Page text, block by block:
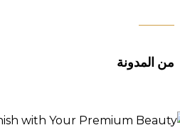
من المدونة